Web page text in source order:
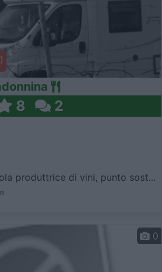
8 2
produttrice di vini, punto sost...
0